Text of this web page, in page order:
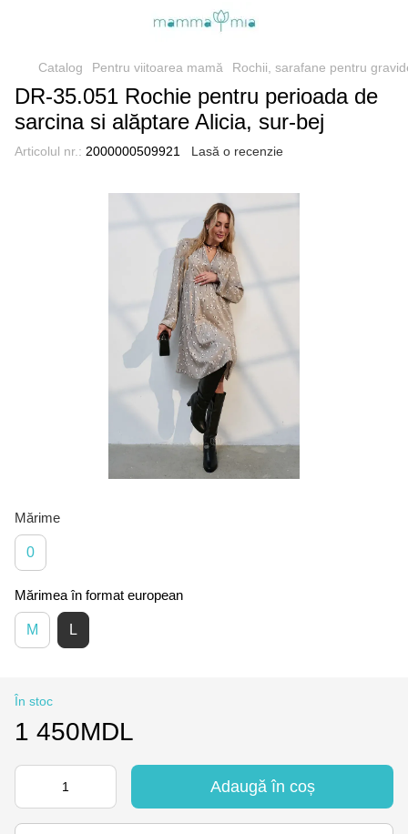
Catalog Pentru viitoarea mamă Rochii, sarafane pentru
DR-35.051 Rochie pentru perioada de
sarcina si alăptare Alicia, sur-bej
Articolul nr.: 2000000509921 Lasă o recenzie
Mărime
0
Mărimea în format european
M L
În stoc
1 450MDL
Adaugă în coș